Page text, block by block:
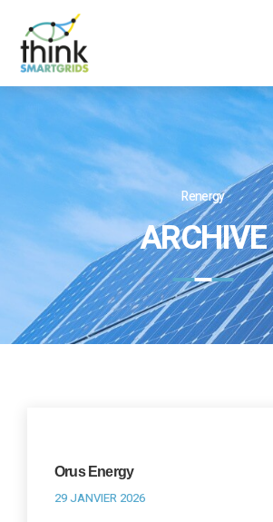
Renergy
ARCHIVE
Orus Energy
29 JANVIER 2026